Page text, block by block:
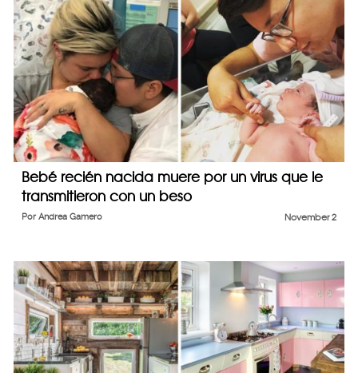
Bebé recién nacida muere por un virus que le
transmitieron con un beso
November 2
Por Andrea Gamero